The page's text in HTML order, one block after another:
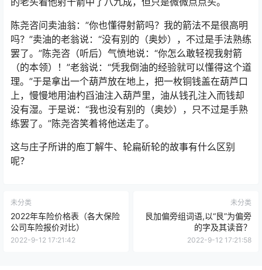
陈尧咨问卖油翁：”你也懂得射箭吗？我的箭法不是很高明
吗？”卖油的老翁说：“没有别的（奥妙），不过是手法熟练
罢了。”陈尧咨（听后）气愤地说：“你怎么敢轻视我射箭
（的本领）！”老翁说：“凭我倒油的经验就可以懂得这个道
理。”于是拿出一个葫芦放在地上，把一枚铜钱盖在葫芦口
上，慢慢地用油杓舀油注入葫芦里，油从钱孔注入而钱却
没有湿。于是说：“我也没有别的（奥妙），只不过是手熟
练罢了。”陈尧咨笑着将他送走了。
这与庄子所讲的庖丁解牛、轮扁斫轮的故事有什么区别
呢？
未分类
2022年车险价格表（各大保险
公司车险报价对比）
2022-9-12 17:21:42
未分类
艮加偏旁组词语,以“艮”为偏旁
的字及其读音？
2022-9-12 17:21:58